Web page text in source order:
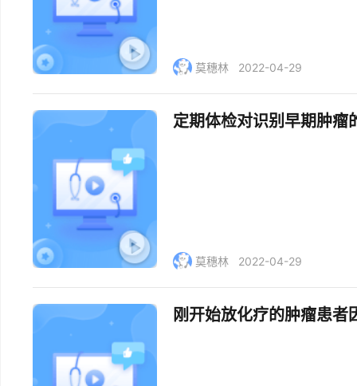
莫穗林 2022-04-29
定期体检对识别早期肿瘤
莫穗林 2022-04-29
刚开始放化疗的肿瘤患者